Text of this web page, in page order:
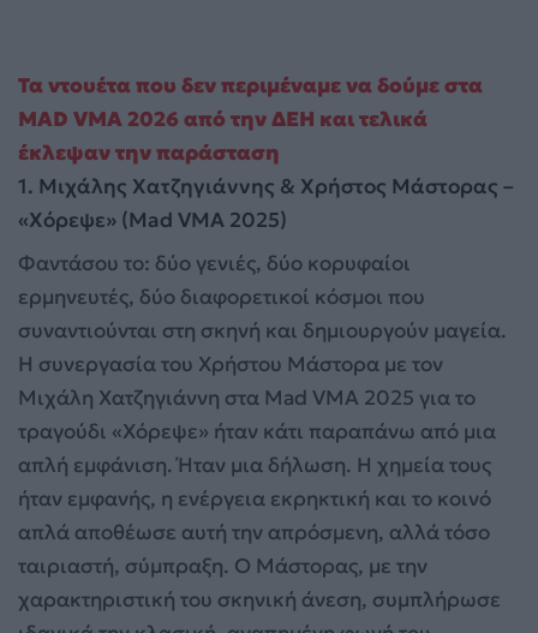
Τα ντουέτα που δεν περιμέναμε να δούμε στα
MAD VMA 2026 από την ΔΕΗ και τελικά
έκλεψαν την παράσταση
1. Μιχάλης Χατζηγιάννης & Χρήστος Μάστορας –
«Χόρεψε» (Mad VMA 2025)
Φαντάσου το: δύο γενιές, δύο κορυφαίοι
ερμηνευτές, δύο διαφορετικοί κόσμοι που
συναντιούνται στη σκηνή και δημιουργούν μαγεία.
Η συνεργασία του Χρήστου Μάστορα με τον
Μιχάλη Χατζηγιάννη στα Mad VMA 2025 για το
τραγούδι «Χόρεψε» ήταν κάτι παραπάνω από μια
απλή εμφάνιση. Ήταν μια δήλωση. Η χημεία τους
ήταν εμφανής, η ενέργεια εκρηκτική και το κοινό
απλά αποθέωσε αυτή την απρόσμενη, αλλά τόσο
ταιριαστή, σύμπραξη. Ο Μάστορας, με την
χαρακτηριστική του σκηνική άνεση, συμπλήρωσε